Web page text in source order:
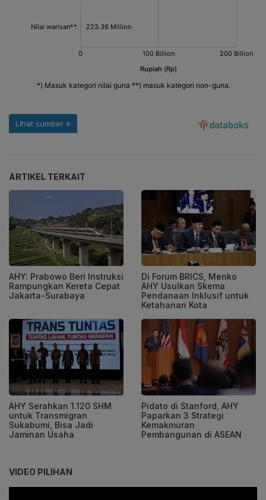
ARTIKEL TERKAIT
AHY: Prabowo Beri Instruksi
Rampungkan Kereta Cepat
Jakarta-Surabaya
Di Forum BRICS, Menko
AHY Usulkan Skema
Pendanaan Inklusif untuk
Ketahanan Kota
AHY Serahkan 1.120 SHM
untuk Transmigran
Sukabumi, Bisa Jadi
Jaminan Usaha
Pidato di Stanford, AHY
Paparkan 3 Strategi
Kemakmuran
Pembangunan di ASEAN
VIDEO PILIHAN